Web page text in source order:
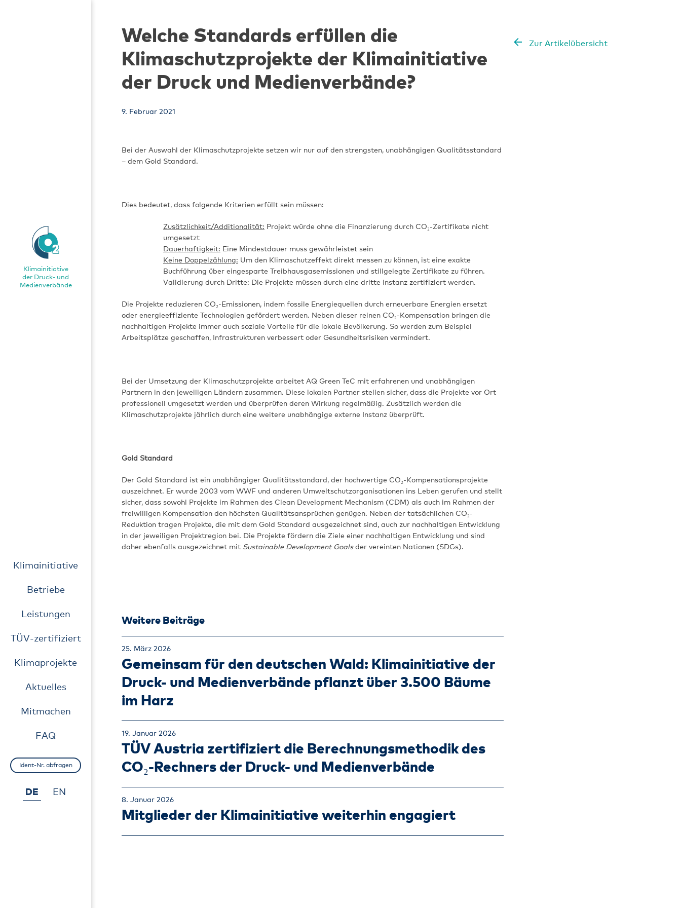
Klimainitiative
der Druck- und
Medienverbände
Klimainitiative
Betriebe
Leistungen
TÜV-zertifiziert
Klimaprojekte
Aktuelles
Mitmachen
FAQ
DE EN
Ident-Nr. abfragen
Welche Standards erfüllen die
Klimaschutzprojekte der Klimainitiative
der Druck und Medienverbände?
9. Februar 2021
Bei der Auswahl der Klimaschutzprojekte setzen wir nur auf den strengsten, unabhängigen Qualitätsstandard
– dem Gold Standard.
Dies bedeutet, dass folgende Kriterien erfüllt sein müssen:
Zusätzlichkeit/Additionalität: Projekt würde ohne die Finanzierung durch CO₂-Zertifikate nicht
umgesetzt
Dauerhaftigkeit: Eine Mindestdauer muss gewährleistet sein
Keine Doppelzählung: Um den Klimaschutzeffekt direkt messen zu können, ist eine exakte
Buchführung über eingesparte Treibhausgasemissionen und stillgelegte Zertifikate zu führen.
Validierung durch Dritte: Die Projekte müssen durch eine dritte Instanz zertifiziert werden.
Die Projekte reduzieren CO₂-​Emissionen, indem fossile Energiequellen durch erneuerbare Energien ersetzt
oder energieeffiziente Technologien gefördert werden. Neben dieser reinen CO₂-​Kompensation bringen die
nachhaltigen Projekte immer auch soziale Vorteile für die lokale Bevölkerung. So werden zum Beispiel
Arbeitsplätze geschaffen, Infrastrukturen verbessert oder Gesundheitsrisiken vermindert.
Bei der Umsetzung der Klimaschutzprojekte arbeitet AQ Green TeC mit erfahrenen und unabhängigen
Partnern in den jeweiligen Ländern zusammen. Diese lokalen Partner stellen sicher, dass die Projekte vor Ort
professionell umgesetzt werden und überprüfen deren Wirkung regelmäßig. Zusätzlich werden die
Klimaschutzprojekte jährlich durch eine weitere unabhängige externe Instanz überprüft.
Gold Standard
Der Gold Standard ist ein unabhängiger Qualitätsstandard, der hochwertige CO₂-​Kompensationsprojekte
auszeichnet. Er wurde 2003 vom WWF und anderen Umweltschutzorganisationen ins Leben gerufen und stellt
sicher, dass sowohl Projekte im Rahmen des Clean Development Mechanism (CDM) als auch im Rahmen der
freiwilligen Kompensation den höchsten Qualitätsansprüchen genügen. Neben der tatsächlichen CO₂-​
Reduktion tragen Projekte, die mit dem Gold Standard ausgezeichnet sind, auch zur nachhaltigen Entwicklung
in der jeweiligen Projektregion bei. Die Projekte fördern die Ziele einer nachhaltigen Entwicklung und sind
daher ebenfalls ausgezeichnet mit Sustainable Development Goalsder vereinten Nationen (SDGs).
Weitere Beiträge
25. März 2026
Gemeinsam für den deutschen Wald: Klimainitiative der
Druck- und Medienverbände pflanzt über 3.500 Bäume
im Harz
19. Januar 2026
TÜV Austria zertifiziert die Berechnungsmethodik des
CO₂-Rechners der Druck- und Medienverbände
8. Januar 2026
Mitglieder der Klimainitiative weiterhin engagiert
Zur Artikelübersicht